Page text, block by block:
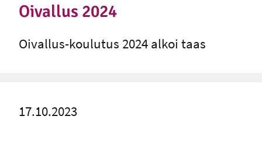
Oivallus 2024
Oivallus-koulutus 2024 alkoi taas
17.10.2023